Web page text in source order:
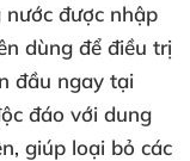
được nhập
dùng để điều trị
đầu ngay tại
đáo với dung
giúp loại bỏ các